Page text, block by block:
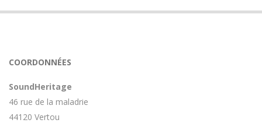
enceinte n'est plus fabriqué (et donc vendu) et que
Avoir ce genre d'explication est utile et valorisant pour
rendez le matériel.
COORDONNÉES
SoundHeritage
46 rue de la maladrie
44120 Vertou